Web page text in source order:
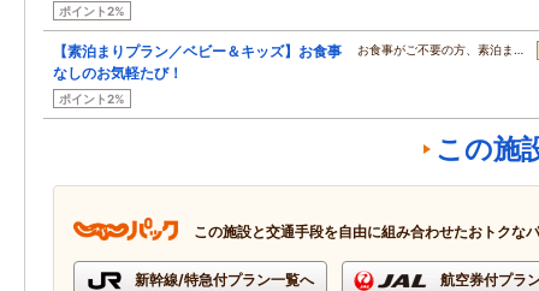
ポイント2%
【素泊まりプラン／ベビー＆キッズ】お食事
なしのお気軽たび！
ポイント2%
お食事がご不要の方、素泊ま…
この施
この施設と交通手段を自由に組み合わせたおトクな
新幹線/特急付プラン一覧へ 航空券付プラ